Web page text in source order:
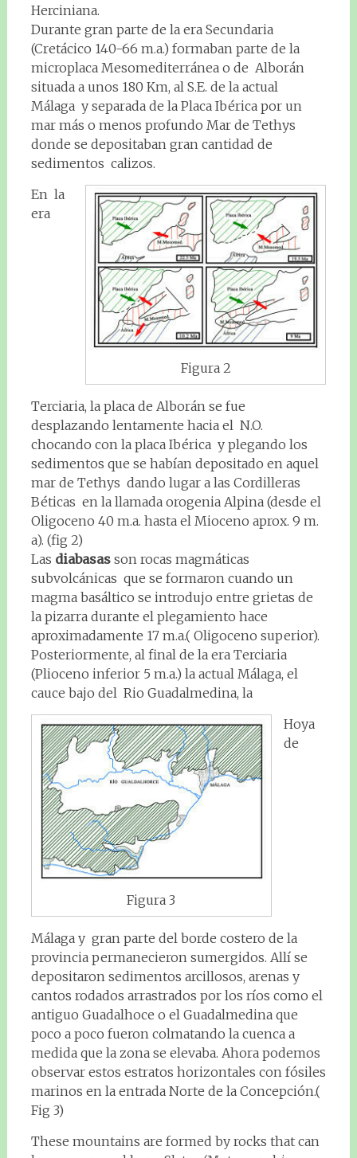
Herciniana.
Durante gran parte de la era Secundaria
(Cretácico 140-66 m.a.) formaban parte de la
microplaca Mesomediterránea o de Alborán
situada a unos 180 Km, al S.E. de la actual
Málaga y separada de la Placa Ibérica por un
mar más o menos profundo Mar de Tethys
donde se depositaban gran cantidad de
sedimentos calizos.
Figura 2
En la
era
Terciaria, la placa de Alborán se fue
desplazando lentamente hacia el N.O.
chocando con la placa Ibérica y plegando los
sedimentos que se habían depositado en aquel
mar de Tethys dando lugar a las Cordilleras
Béticas en la llamada orogenia Alpina (desde el
Oligoceno 40 m.a. hasta el Mioceno aprox. 9 m.
a). (fig 2)
Las diabasasson rocas magmáticas
subvolcánicas que se formaron cuando un
magma basáltico se introdujo entre grietas de
la pizarra durante el plegamiento hace
aproximadamente 17 m.a.( Oligoceno superior).
Posteriormente, al final de la era Terciaria
(Plioceno inferior 5 m.a.) la actual Málaga, el
cauce bajo del Rio Guadalmedina, la
Figura 3
Hoya
de
Málaga y gran parte del borde costero de la
provincia permanecieron sumergidos. Allí se
depositaron sedimentos arcillosos, arenas y
cantos rodados arrastrados por los ríos como el
antiguo Guadalhoce o el Guadalmedina que
poco a poco fueron colmatando la cuenca a
medida que la zona se elevaba. Ahora podemos
observar estos estratos horizontales con fósiles
marinos en la entrada Norte de la Concepción.(
Fig 3)
These mountains are formed by rocks that can